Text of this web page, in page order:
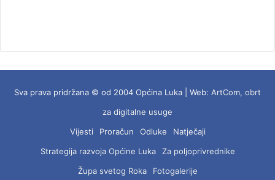
Sva prava pridržana © od 2004 Općina Luka | Web: ArtCom, obrt
za digitalne usuge
Vijesti
Proračun Odluke
Natječaji
Strategija razvoja Općine Luka
Za poljoprivrednike
Župa svetog Roka
Fotogalerije